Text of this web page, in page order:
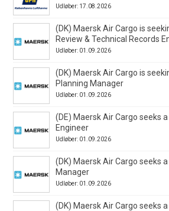
Udløber: 17.08.2026
(DK) Maersk Air Cargo is
Review & Technical Records
Udløber: 01.09.2026
(DK) Maersk Air Cargo is
Planning Manager
Udløber: 01.09.2026
(DE) Maersk Air Cargo seeks
Engineer
Udløber: 01.09.2026
(DK) Maersk Air Cargo seeks
Manager
Udløber: 01.09.2026
(DK) Maersk Air Cargo seeks